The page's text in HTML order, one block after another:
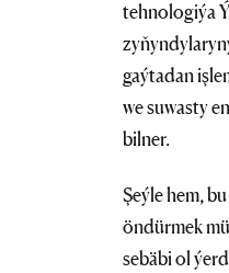
tehnologiýa
gaýtadan
we suwasty
bilner.
Şeýle hem,
öndürmek
sebäbi ol